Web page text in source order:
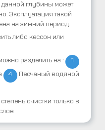
глубины может
Эксплуатация такой
на зимний период.
либо кессон или
разделить на :
1
4
Песчаный водяной
очистки только в